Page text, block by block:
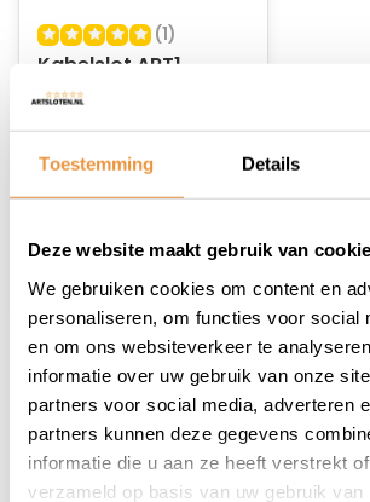
Toestemming Details
Deze website maakt gebruik van
We gebruiken cookies om content en
personaliseren, om functies voor social
en om ons websiteverkeer te
informatie over uw gebruik van onze
partners voor social media, adverteren
partners kunnen deze gegevens
informatie die u aan ze heeft verstrekt
verzameld op basis van uw gebruik van
(1)
Kabelslot ART1
250cm MBT4247
Op voorraad
65,95
1